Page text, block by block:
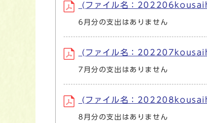
(ファイル名：
6月分の支出はありません
(ファイル名：
7月分の支出はありません
(ファイル名：
8月分の支出はありません